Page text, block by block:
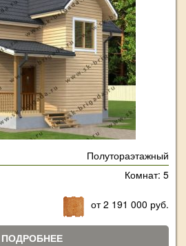
Полутораэтажный
Комнат: 5
от 2 191 000 руб.
ПОДРОБНЕЕ